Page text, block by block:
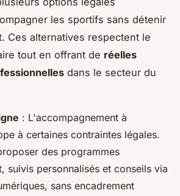
les sportifs sans détenir
Ces alternatives respectent le
tout en offrant de réelles
dans le secteur du
: L'accompagnement à
à certaines contraintes légales.
des programmes
suivis personnalisés et conseils via
sans encadrement